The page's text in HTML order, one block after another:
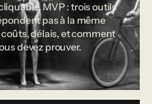
MVP : trois outils
pas à la même
délais, et comment
devez prouver.